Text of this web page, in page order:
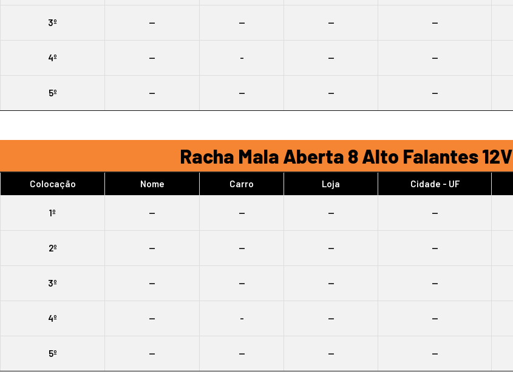
3º -- -- -- --
4º -- - -- --
5º -- -- -- --
Racha Mala Aberta 8 Alto Falantes 12V
Colocação Nome Carro Loja Cidade - UF
1º -- -- -- --
2º -- -- -- --
3º -- -- -- --
4º -- - -- --
5º -- -- -- --